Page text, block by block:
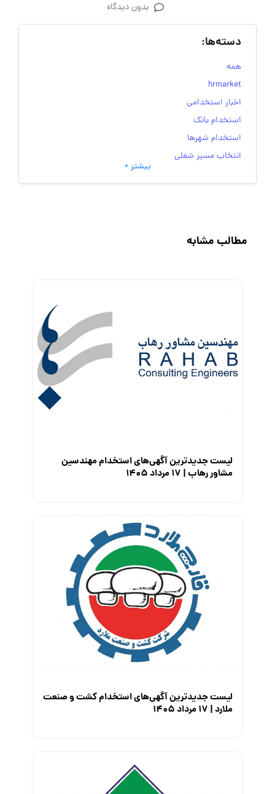
بدون دیدگاه
دسته‌ها:
همه
hrmarket
اخبار استخدامی
استخدام بانک
استخدام شهرها
انتخاب مسیر شغلی
به‌روزرسانی‌های سایت (کارجویی)
رزومه
گزارش‌های آماری
مصاحبه شغلی
معرفی شرکت ها
بیشتر +
مطالب مشابه
لیست جدیدترین آگهی‌های استخدام مهندسین
مشاور رهاب | ۱۷ مرداد ۱۴۰۵
لیست جدیدترین آگهی‌های استخدام کشت و صنعت
ملارد | ۱۷ مرداد ۱۴۰۵